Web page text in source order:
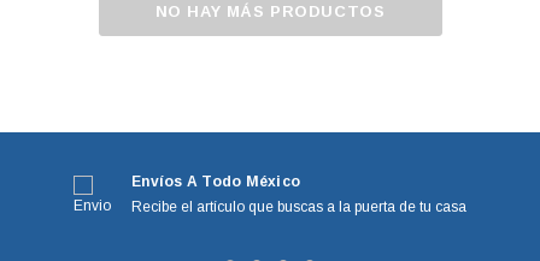
NO HAY MÁS PRODUCTOS
Envíos A Todo México
Recibe el artículo que buscas a la puerta de tu casa